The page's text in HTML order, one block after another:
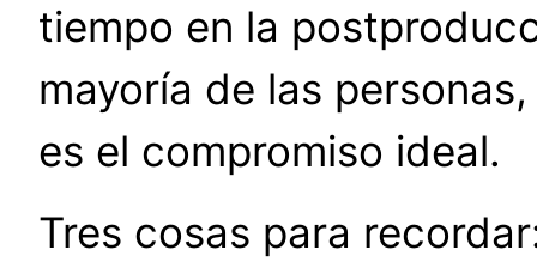
tiempo en la
mayoría de las
es el compromiso ideal.
Tres cosas para